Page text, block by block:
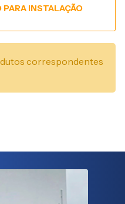
correspondentes
PARA INSTALAÇÃO